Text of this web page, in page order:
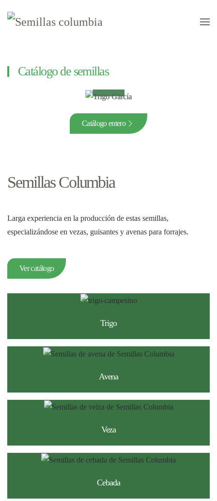
Skip to main content
Catálogo de semillas
Trigo
Catálogo entero
Semillas Columbia
Larga experiencia en la producción de estas semillas,
especializándose en vezas, guisantes y avenas para forrajes.
Ver catálogo
Trigo
Avena
Veza
Cebada